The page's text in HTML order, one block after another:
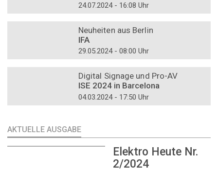
24.07.2024 - 16:08 Uhr
Neuheiten aus Berlin
IFA
29.05.2024 - 08:00 Uhr
Digital Signage und Pro-AV
ISE 2024 in Barcelona
04.03.2024 - 17:50 Uhr
AKTUELLE AUSGABE
Elektro Heute Nr.
2/2024